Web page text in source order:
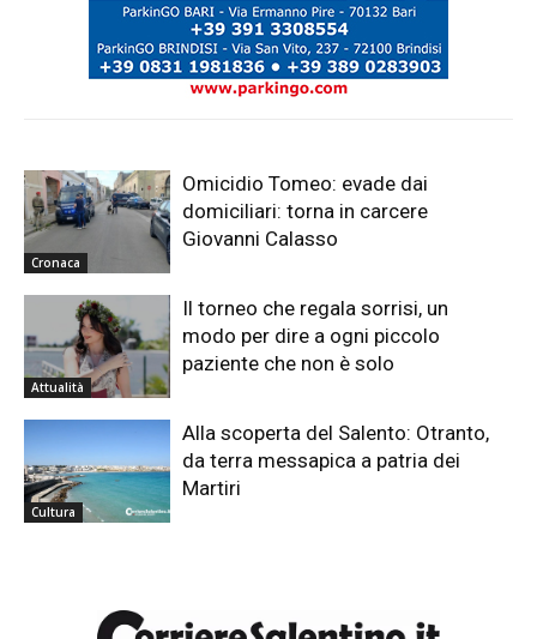
Cronaca
Omicidio Tomeo: evade dai
domiciliari: torna in carcere
Giovanni Calasso
Attualità
Il torneo che regala sorrisi, un
modo per dire a ogni piccolo
paziente che non è solo
Cultura
Alla scoperta del Salento: Otranto,
da terra messapica a patria dei
Martiri